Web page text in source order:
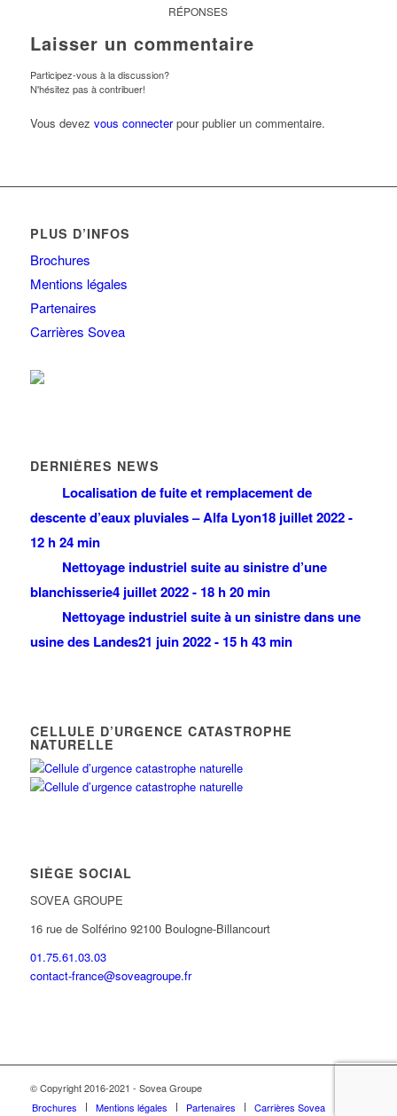
RÉPONSES
Laisser un commentaire
Participez-vous à la discussion?
N'hésitez pas à contribuer!
Vous devez vous connecterpour publier un commentaire.
PLUS D’INFOS
Brochures
Mentions légales
Partenaires
Carrières Sovea
DERNIÈRES NEWS
Localisation de fuite et remplacement de
descente d’eaux pluviales – Alfa Lyon18 juillet 2022 -
12 h 24 min
Nettoyage industriel suite au sinistre d’une
blanchisserie4 juillet 2022 - 18 h 20 min
Nettoyage industriel suite à un sinistre dans une
usine des Landes21 juin 2022 - 15 h 43 min
CELLULE D’URGENCE CATASTROPHE
NATURELLE
SIÈGE SOCIAL
SOVEA GROUPE
16 rue de Solférino 92100 Boulogne-Billancourt
01.75.61.03.03
contact-france@soveagroupe.fr
© Copyright 2016-2021 - Sovea Groupe
Brochures
Mentions légales Partenaires Carrières Sovea